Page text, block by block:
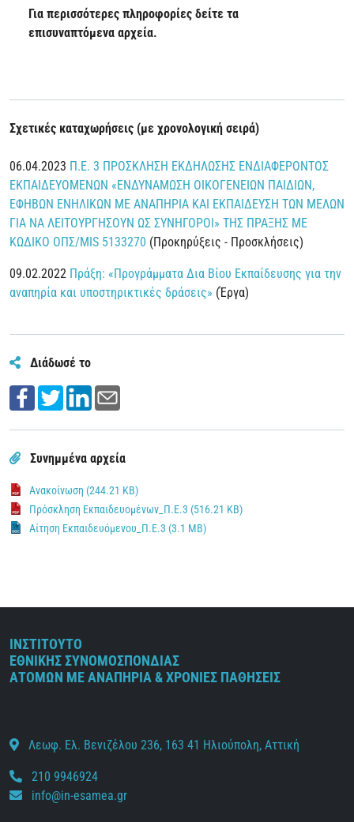
Για περισσότερες πληροφορίες δείτε τα
επισυναπτόμενα αρχεία.
Σχετικές καταχωρήσεις (με χρονολογική σειρά)
06.04.2023 Π.Ε. 3 ΠΡΟΣΚΛΗΣΗ ΕΚΔΗΛΩΣΗΣ ΕΝΔΙΑΦΕΡΟΝΤΟΣ
ΕΚΠΑΙΔΕΥΟΜΕΝΩΝ «ΕΝΔΥΝΑΜΩΣΗ ΟΙΚΟΓΕΝΕΙΩΝ ΠΑΙΔΙΩΝ,
ΕΦΗΒΩΝ ΕΝΗΛΙΚΩΝ ΜΕ ΑΝΑΠΗΡΙΑ ΚΑΙ ΕΚΠΑΙΔΕΥΣΗ ΤΩΝ ΜΕΛΩΝ
ΓΙΑ ΝΑ ΛΕΙΤΟΥΡΓΗΣΟΥΝ ΩΣ ΣΥΝΗΓΟΡΟΙ» ΤΗΣ ΠΡΑΞΗΣ ΜΕ
ΚΩΔΙΚΟ ΟΠΣ/MIS 5133270 (Προκηρύξεις - Προσκλήσεις)
09.02.2022 Πράξη: «Προγράμματα Δια Βίου Εκπαίδευσης για την
αναπηρία και υποστηρικτικές δράσεις» (Έργα)
Διάδωσέ το
Συνημμένα αρχεία
Ανακοίνωση (244.21 KB)
Πρόσκληση Εκπαιδευομένων_Π.Ε.3 (516.21 KB)
Αίτηση Εκπαιδευόμενου_Π.Ε.3 (3.1 MB)
ΙΝΣΤΙΤΟΥΤΟ
ΕΘΝΙΚΗΣ ΣΥΝΟΜΟΣΠΟΝΔΙΑΣ
ΑΤΟΜΩΝ ΜΕ ΑΝΑΠΗΡΙΑ & ΧΡΟΝΙΕΣ ΠΑΘΗΣΕΙΣ
Λεωφ. Ελ. Βενιζέλου 236, 163 41 Ηλιούπολη, Αττική
210 9946924
info@in-esamea.gr